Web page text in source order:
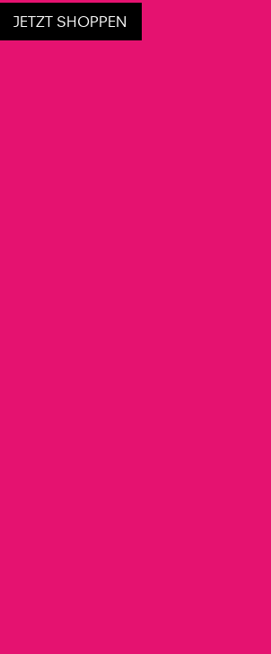
JETZT SHOPPEN